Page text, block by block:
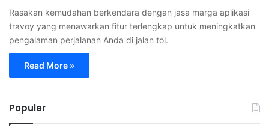
Rasakan kemudahan berkendara dengan jasa marga aplikasi
travoy yang menawarkan fitur terlengkap untuk meningkatkan
pengalaman perjalanan Anda di jalan tol.
Read More »
Populer